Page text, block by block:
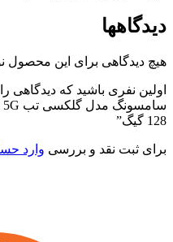
دیدگاهی برای این محصول
نفری باشید که دیدگاهی
گیگ”
ثبت نقد و بررسی وارد